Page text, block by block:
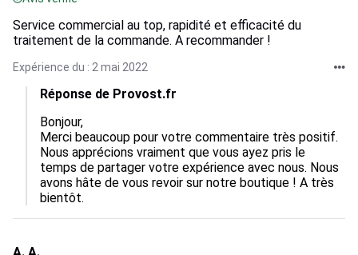
Service commercial au top, rapidité et efficacité du
traitement de la commande. A recommander !
Expérience du : 2 mai 2022
Réponse de Provost.fr
Bonjour,
Merci beaucoup pour votre commentaire très positif.
Nous apprécions vraiment que vous ayez pris le
temps de partager votre expérience avec nous. Nous
avons hâte de vous revoir sur notre boutique ! A très
bientôt.